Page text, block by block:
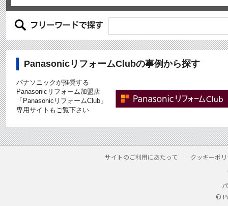
PanasonicリフォームClubの事例から探す
パナソニックが推奨する
Panasonicリフォーム加盟店
「PanasonicリフォームClub」
専用サイトもご覧下さい
サイトのご利用にあたって クッキーポ
©